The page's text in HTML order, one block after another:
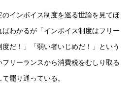
インボイス制度を巡る世論を見てほ
わかるが「インボイス制度はフリー
だ！」「弱い者いじめだ！」という
リーランスから消費税をむしり取る
罷り通っている。